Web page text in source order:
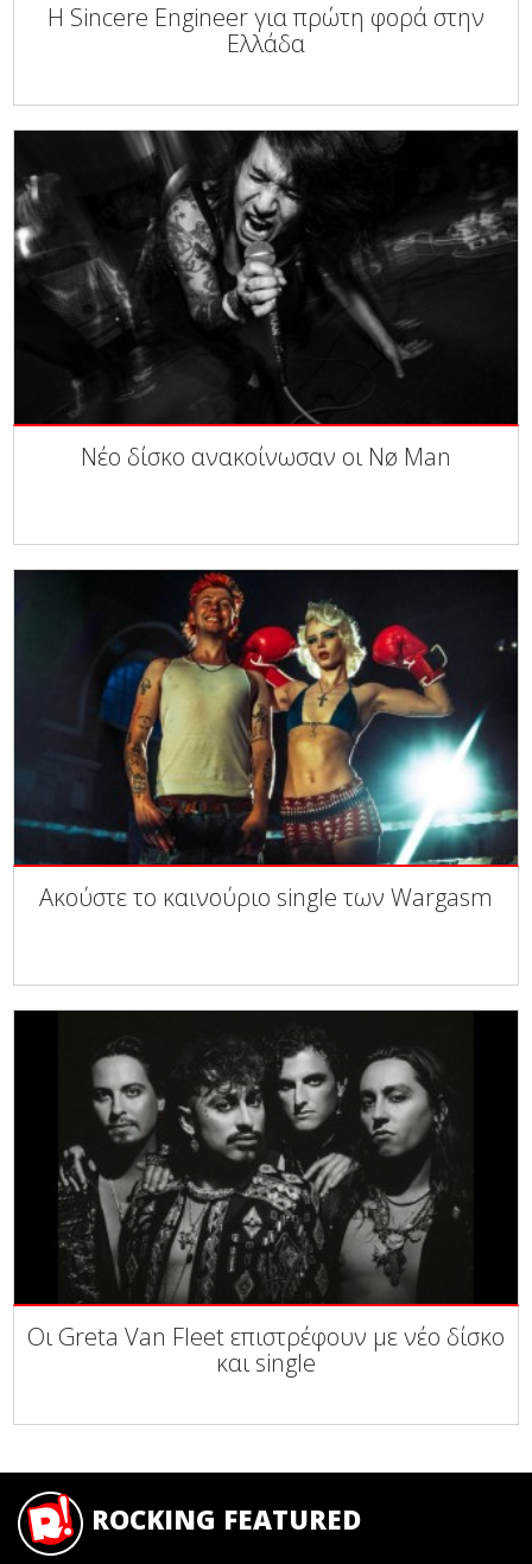
Η Sincere Engineer για πρώτη φορά στην
Ελλάδα
Νέο δίσκο ανακοίνωσαν οι Nø Man
Ακούστε το καινούριο single των Wargasm
Οι Greta Van Fleet επιστρέφουν με νέο δίσκο
και single
ROCKING FEATURED